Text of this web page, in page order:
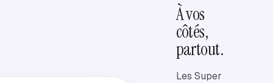
À vos
côtés,
partout.
Les Super